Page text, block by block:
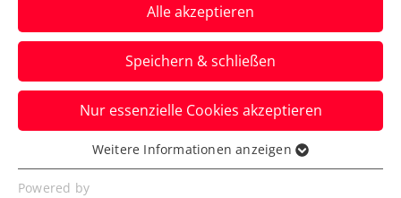
Open: Programm und
Top-Spieler:innen
Österreichs größtes Rollstuhltennisturnier
findet Anfang August auf der
Tennisanlage Groß-Siegharts statt.
Verfasst von: , 24.07.2023
Alle akzeptieren
Speichern & schließen
Nur essenzielle Cookies akzeptieren
Essenziell
Essenzielle Cookies werden für grundlegende
Weitere Informationen anzeigen
Powered by